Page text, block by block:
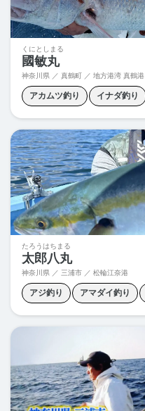
くにとしまる
國敏丸
神奈川県 ／ 真鶴町 ／ 地方港湾 真鶴港
アカムツ釣り イナダ釣り
キンメダイ釣り クロムツ
コマセマグロ スミヤキ釣
ベニアコウ釣り マグロキ
メダイ釣り ヤリイカ釣り
深海釣り
たろうはちまる
太郎八丸
神奈川県 ／ 三浦市 ／ 松輪江奈港
アジ釣り アマダイ釣り
カワハギ釣り サバ釣り